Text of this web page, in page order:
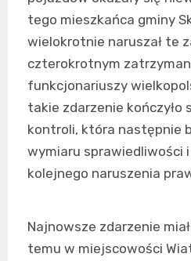
tego mieszkańca gminy
wielokrotnie naruszał te
czterokrotnym
funkcjonariuszy
takie zdarzenie kończyło
kontroli, która następnie
wymiaru sprawiedliwości
kolejnego naruszenia
Najnowsze zdarzenie
temu w miejscowości